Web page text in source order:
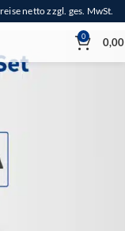
netto zzgl. ges. MwSt.
0